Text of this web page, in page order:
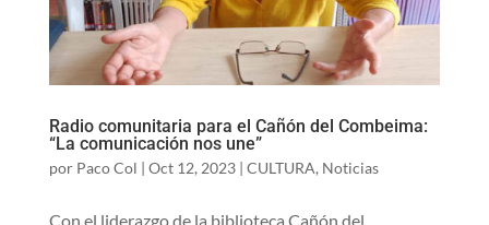
Radio comunitaria para el Cañón del Combeima:
“La comunicación nos une”
por Paco Col | Oct 12, 2023| CULTURA, Noticias
Con el liderazgo de la biblioteca Cañón del